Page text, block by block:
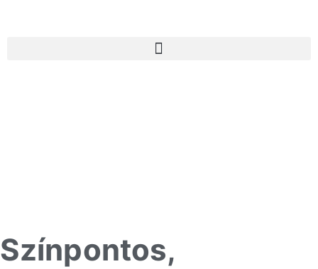
Színpontos,